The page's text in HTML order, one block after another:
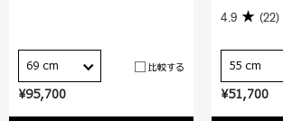
¥95,700
69 cm 比較する
¥51,700
4.9 (22)
55 cm